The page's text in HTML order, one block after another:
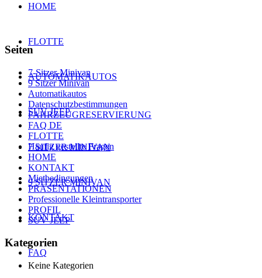
HOME
FLOTTE
AUTOMATIKAUTOS
SUV JEEP
7 SITZER MINIVAN
9 SITZER MINIVAN
KONTAKT
FAQ
Seiten
7-Sitzer-Minivan
9 Sitzer Minivan
Automatikautos
Datenschutzbestimmungen
FAHRZEUGRESERVIERUNG
FAQ DE
FLOTTE
Häufig gestellte Fragen
HOME
KONTAKT
Mietbedingungen
PRÄSENTATIONEN
Professionelle Kleintransporter
PROFIL
SUV JEEP
Kategorien
Keine Kategorien